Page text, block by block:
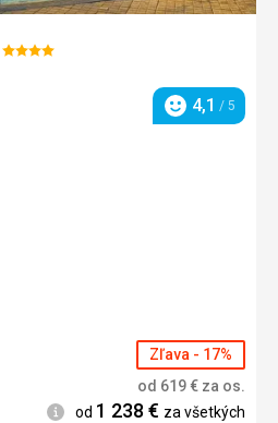
Hodnotenie:
Hodnotenie
4,1 / 5
Zľava - 17%
od 619€ za os.
Informácie
od 1 238 € za všetkých